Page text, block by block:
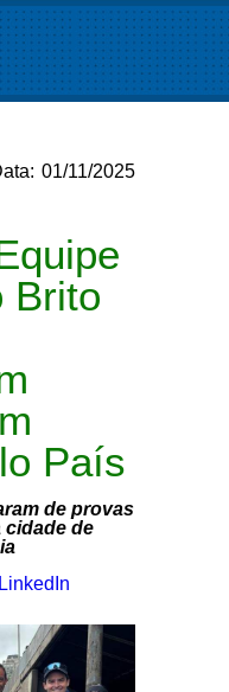
01/11/2025
Brito
País
de provas
cidade de